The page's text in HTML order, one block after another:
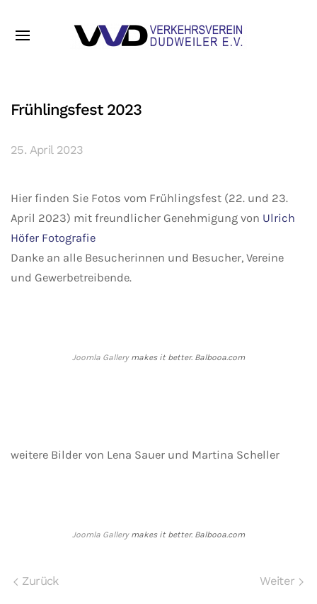
Frühlingsfest 2023
25. April 2023
Hier finden Sie Fotos vom Frühlingsfest (22. und 23.
April 2023) mit freundlicher Genehmigung von Ulrich
Höfer Fotografie
Danke an alle Besucherinnen und Besucher, Vereine
und Gewerbetreibende.
Joomla Gallerymakes it better. Balbooa.com
weitere Bilder von Lena Sauer und Martina Scheller
Joomla Gallerymakes it better. Balbooa.com
Zurück Weiter